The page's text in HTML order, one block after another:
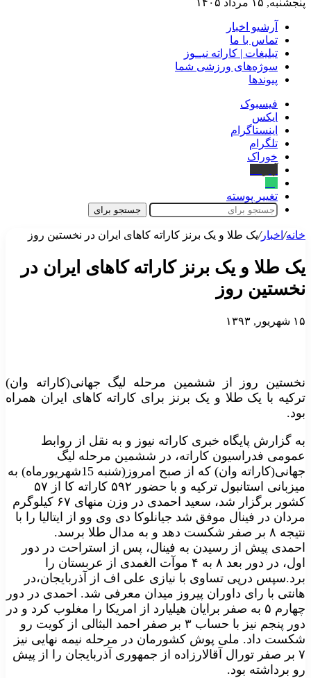
پنجشنبه, ۱۵ مرداد ۱۴۰۵
آرشیو اخبار
تماس‌ با‌ ما
تبلیغات | کاراته نیــوز
سوژه‌های ورزشی شما
پیوندها
فیسبوک
ایکس
اینستاگرام
تلگرام
خوراک
تغییر پوسته
جستجو برای
خانه/ اخبار/یک طلا و یک برنز کاراته کاهای ایران در نخستین روز
یک طلا و یک برنز کاراته کاهای ایران در
نخستین روز
۱۵ شهریور, ۱۳۹۳
نخستین روز از ششمین مرحله لیگ جهانی(کاراته وان)
ترکیه با یک طلا و یک برنز برای کاراته کاهای ایران همراه
بود.
به گزارش پایگاه خبری کاراته نیوز و به نقل از روابط
عمومی فدراسیون کاراته، در ششمین مرحله لیگ
جهانی(کاراته وان) که از صبح امروز(شنبه 15شهریورماه) به
میزبانی استانبول ترکیه و با حضور ۵۹۲ کاراته کا از ۵۷
کشور برگزار شد، سعید احمدی در وزن منهای ۶۷ کیلوگرم
مردان در فینال موفق شد جیانلوکا دی وی وو از ایتالیا را با
نتیجه ۸ بر صفر شکست دهد و به مدال طلا برسد.
احمدی پیش از رسیدن به فینال، پس از استراحت در دور
اول، در دور بعد ۸ به ۴ موآت الغمدی از عربستان را
برد.سپس درپی تساوی با نیازی علی اف از آذربایجان،در
هانتی با رای داوران پیروز میدان معرفی شد. احمدی در دور
چهارم ۵ به صفر برایان هیلیارد از امریکا را مغلوب کرد و در
دور پنجم نیز با حساب ۳ بر صفر احمد البثالی از کویت رو
شکست داد. ملی پوش کشورمان در مرحله نیمه نهایی نیز
۷ بر صفر تورال آقالارزاده از جمهوری آذربایجان را از پیش
رو برداشته بود.